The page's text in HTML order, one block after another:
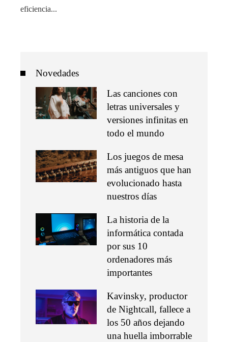
eficiencia...
Novedades
Las canciones con
letras universales y
versiones infinitas en
todo el mundo
Los juegos de mesa
más antiguos que han
evolucionado hasta
nuestros días
La historia de la
informática contada
por sus 10
ordenadores más
importantes
Kavinsky, productor
de Nightcall, fallece a
los 50 años dejando
una huella imborrable